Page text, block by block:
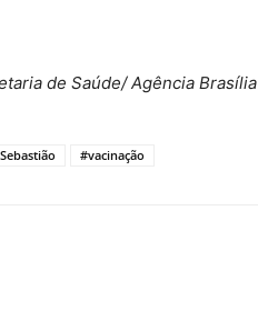
de Saúde/ Agência Brasília
#vacinação